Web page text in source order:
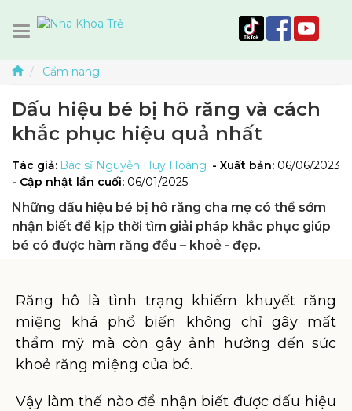
Cẩm nang
Dấu hiệu bé bị hô răng và cách
khắc phục hiệu quả nhất
Tác giả: Bác sĩ Nguyễn Huy Hoàng - Xuất bản: 06/06/2023
- Cập nhật lần cuối: 06/01/2025
Những dấu hiệu bé bị hô răng cha mẹ có thể sớm
nhận biết để kịp thời tìm giải pháp khắc phục giúp
bé có được hàm răng đều – khoẻ - đẹp.
Răng hô là tình trạng khiếm khuyết răng
miệng khá phổ biến không chỉ gây mất
thẩm mỹ mà còn gây ảnh hưởng đến sức
khoẻ răng miệng của bé.
Vậy làm thế nào để nhận biết được dấu hiệu